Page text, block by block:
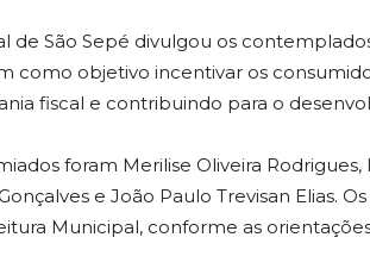
de São Sepé divulgou os
como objetivo incentivar os
fiscal e contribuindo para o
foram Merilise Oliveira
e João Paulo Trevisan Elias.
Municipal, conforme as